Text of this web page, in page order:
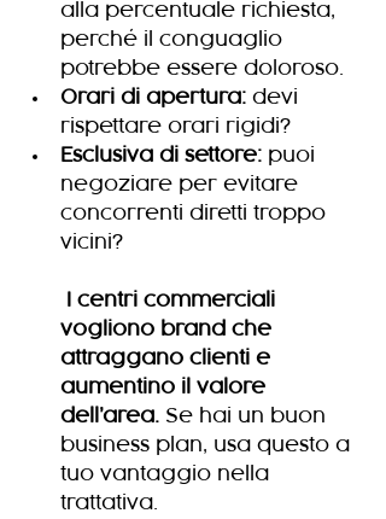
alla percentuale richiesta,
perché il conguaglio
potrebbe essere doloroso.
Orari di apertura: devi
rispettare orari rigidi?
Esclusiva di settore: puoi
negoziare per evitare
concorrenti diretti troppo
vicini?
I centri commerciali
vogliono brand che
attraggano clienti e
aumentino il valore
dell’area. Se hai un buon
business plan, usa questo a
tuo vantaggio nella
trattativa.